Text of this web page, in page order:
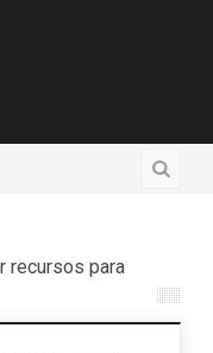
recursos para